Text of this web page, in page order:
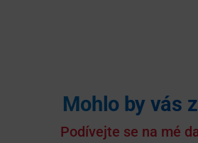
Mohlo by vás
Podívejte se na mé